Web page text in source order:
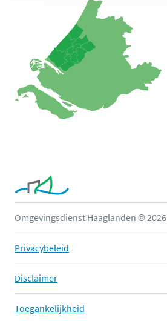
Omgevingsdienst Haaglanden © 2026
Privacybeleid
Disclaimer
Toegankelijkheid